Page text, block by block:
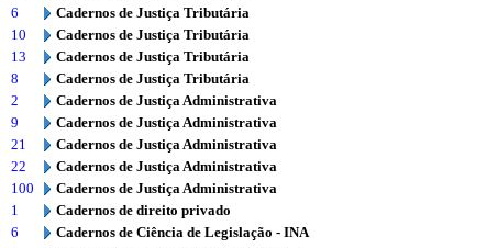
6
Cadernos de Justiça Tributária
10
Cadernos de Justiça Tributária
13
Cadernos de Justiça Tributária
8
Cadernos de Justiça Tributária
2
Cadernos de Justiça Administrativa
9
Cadernos de Justiça Administrativa
21
Cadernos de Justiça Administrativa
22
Cadernos de Justiça Administrativa
100
Cadernos de Justiça Administrativa
1
Cadernos de direito privado
6
Cadernos de Ciência de Legislação - INA